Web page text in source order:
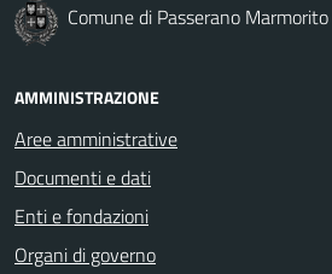
Comune di Passerano Marmorito
AMMINISTRAZIONE
Aree amministrative
Documenti e dati
Enti e fondazioni
Organi di governo